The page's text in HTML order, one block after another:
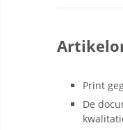
Print
De